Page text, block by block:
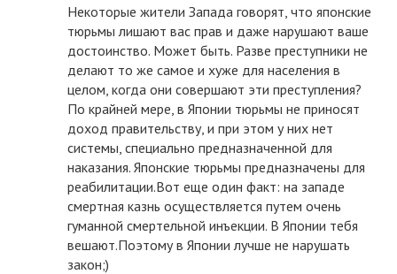
Некоторые жители Запада говорят, что японские
тюрьмы лишают вас прав и даже нарушают ваше
достоинство. Может быть. Разве преступники не
делают то же самое и хуже для населения в
целом, когда они совершают эти преступления?
По крайней мере, в Японии тюрьмы не приносят
доход правительству, и при этом у них нет
системы, специально предназначенной для
наказания. Японские тюрьмы предназначены для
реабилитации.Вот еще один факт: на западе
смертная казнь осуществляется путем очень
гуманной смертельной инъекции. В Японии тебя
вешают.Поэтому в Японии лучше не нарушать
закон;)